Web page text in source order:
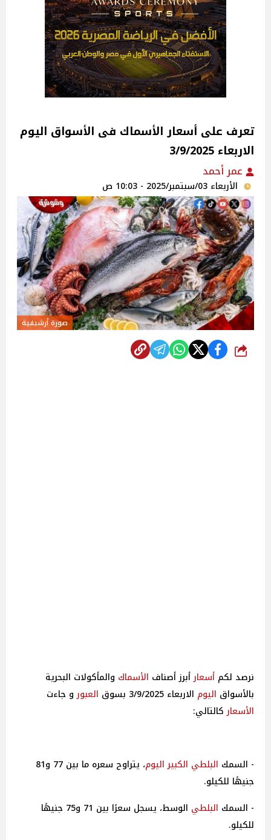
تعرف على أسعار الأسماك فى الأسواق‎‎ اليوم
الاربعاء 3/9/2025
عمر أحمد
الأربعاء 03/سبتمبر/2025 - 10:03 ص
صورة أرشيفية
شارك
أسعارأبرز أصناف الأسماك والمأكولات البحرية
بالأسواق اليوم الاربعاء 3/9/2025 بسوق العبورو جاءت
الأسعاركالتالي:
- السمك البلطي الكبير اليوم
، يتراوح سعره ما بين 77 و81
جنيهًا للكيلو.
- السمك البلطي
الوسط، يسجل سعرًا بين 71 و75 جنيهًا
للكيلو.